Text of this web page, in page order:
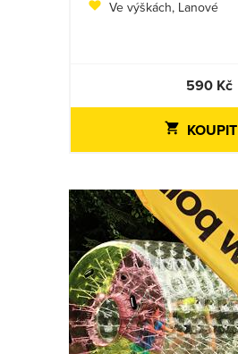
Ve výškách, Lanové
590 Kč
KOUPIT